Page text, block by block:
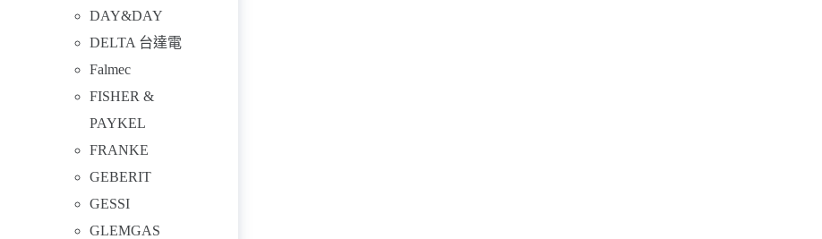
DAY&DAY
DELTA 台達電
Falmec
FISHER &
PAYKEL
FRANKE
GEBERIT
GESSI
GLEMGAS